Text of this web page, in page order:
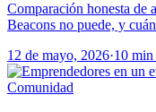
Comparación honesta de
Beacons no puede, y
12 de mayo, 2026·10 min
Comunidad